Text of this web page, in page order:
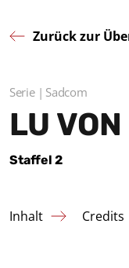
Zurück zur
Serie Sadcom
LU
Staffel 2
Inhalt Credits